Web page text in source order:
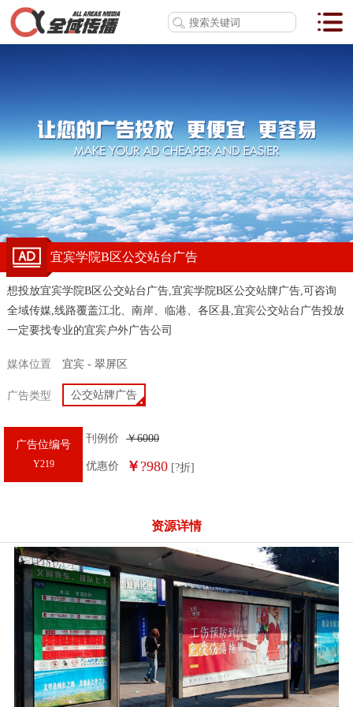
宜宾学院B区公交站台广告
想投放宜宾学院B区公交站台广告,宜宾学院B区公交站牌广告,可咨询
全域传媒,线路覆盖江北、南岸、临港、各区县,宜宾公交站台广告投放
一定要找专业的宜宾户外广告公司
媒体位置 宜宾 - 翠屏区
广告类型 公交站牌广告
广告位编号
Y219
刊例价 ￥6000
优惠价 ￥ ?980 [?折]
资源详情